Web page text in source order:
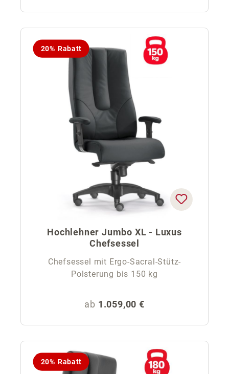
20% Rabatt
Hochlehner Jumbo XL - Luxus
Chefsessel
Chefsessel mit Ergo-Sacral-Stütz-
Polsterung bis 150 kg
Regulärer Preis:
ab 1.059,00 €
20% Rabatt